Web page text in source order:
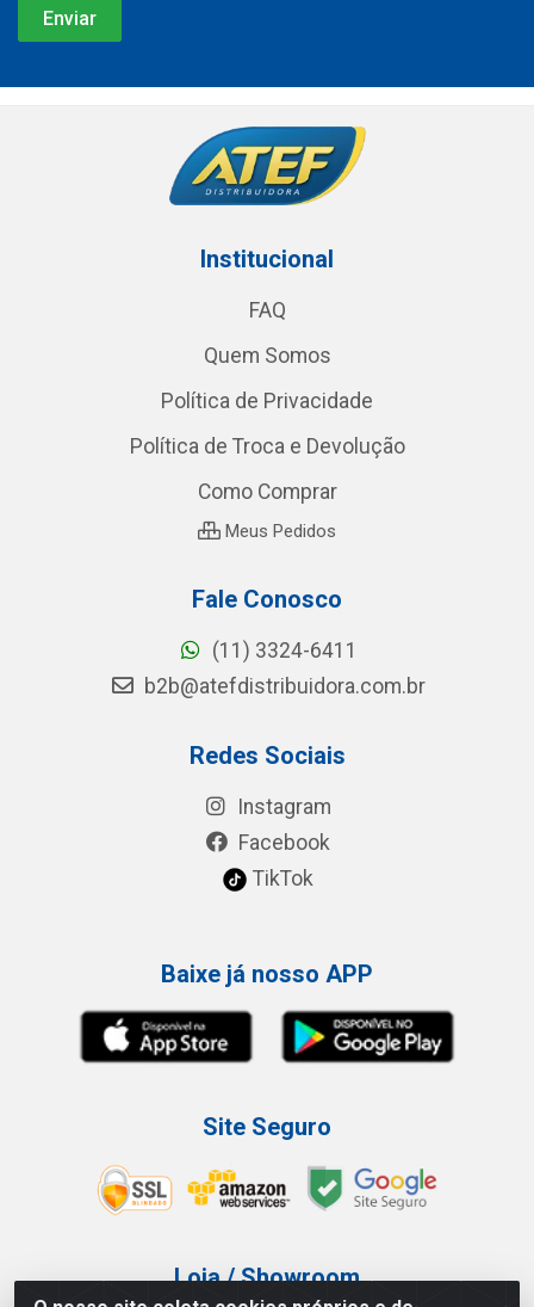
Institucional
FAQ
Quem Somos
Política de Privacidade
Política de Troca e Devolução
Como Comprar
Meus Pedidos
Fale Conosco
(11) 3324-6411
b2b@atefdistribuidora.com.br
Redes Sociais
Instagram
Facebook
TikTok
Baixe já nosso APP
Site Seguro
Loja / Showroom